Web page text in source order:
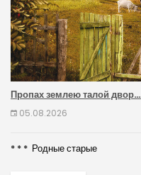
Пропах землею талой двор…
05.08.2026
* * * Родные старые